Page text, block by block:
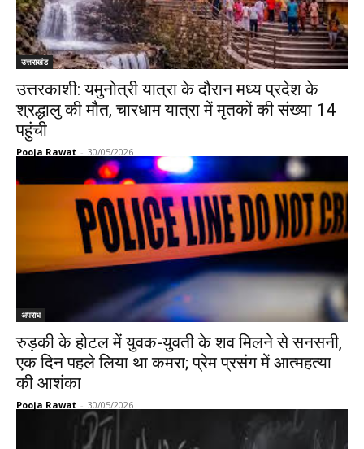
उत्तराखंड
उत्तरकाशी: यमुनोत्री यात्रा के दौरान मध्य प्रदेश के
श्रद्धालु की मौत, चारधाम यात्रा में मृतकों की संख्या 14
पहुंची
Pooja Rawat - 30/05/2026
अपराध
रुड़की के होटल में युवक-युवती के शव मिलने से सनसनी,
एक दिन पहले लिया था कमरा; प्रेम प्रसंग में आत्महत्या
की आशंका
Pooja Rawat - 30/05/2026